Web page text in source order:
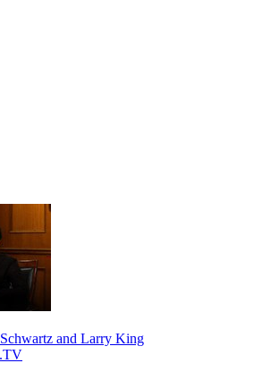
and Larry King